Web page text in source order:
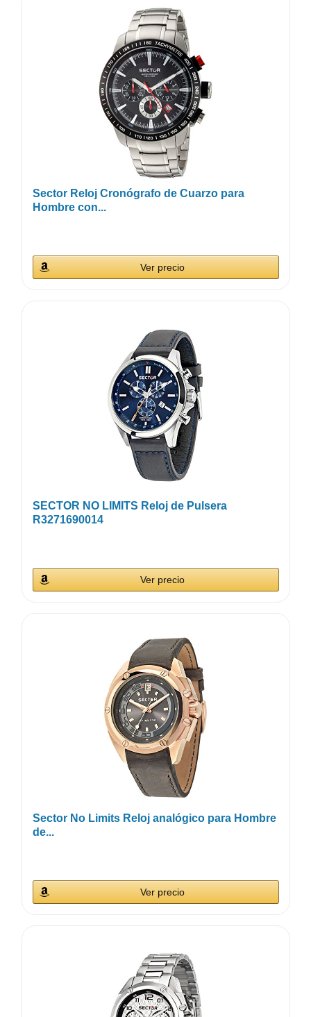
Sector Reloj Cronógrafo de Cuarzo para
Hombre con...
Ver precio
SECTOR NO LIMITS Reloj de Pulsera
R3271690014
Ver precio
Sector No Limits Reloj analógico para Hombre
de...
Ver precio